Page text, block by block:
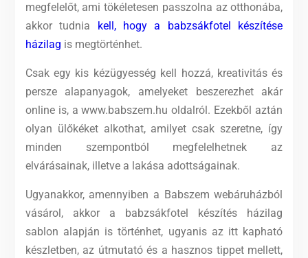
megfelelőt, ami tökéletesen passzolna az otthonába,
akkor tudnia kell, hogy a babzsákfotel készítése
házilag is megtörténhet.
Csak egy kis kézügyesség kell hozzá, kreativitás és
persze alapanyagok, amelyeket beszerezhet akár
online is, a www.babszem.hu oldalról. Ezekből aztán
olyan ülőkéket alkothat, amilyet csak szeretne, így
minden szempontból megfelelhetnek az
elvárásainak, illetve a lakása adottságainak.
Ugyanakkor, amennyiben a Babszem webáruházból
vásárol, akkor a babzsákfotel készítés házilag
sablon alapján is történhet, ugyanis az itt kapható
készletben, az útmutató és a hasznos tippet mellett,